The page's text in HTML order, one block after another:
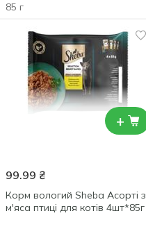
85 г
+
99.99 ₴
Корм вологий Sheba Асорті з
м'яса птиці для котів 4шт*85г